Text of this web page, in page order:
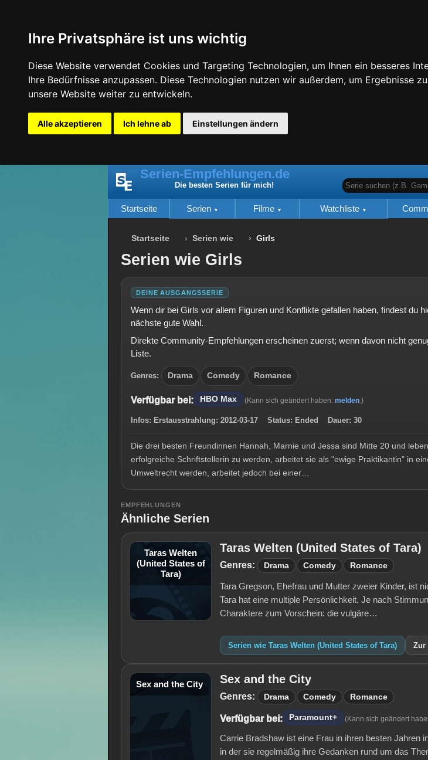
Ihre Privatsphäre ist uns wichtig
Diese Website verwendet Cookies und Targeting Technologien, um Ihnen ein besseres
Ihre Bedürfnisse anzupassen. Diese Technologien nutzen wir außerdem, um Ergebnisse
unsere Website weiter zu entwickeln.
Alle akzeptieren Ich lehne ab Einstellungen ändern
Serie suchen (z.B.
Serien-Empfehlungen.de
Die besten Serien für mich!
Startseite Serien Filme Watchliste
Startseite Serien wie Girls
Serien wie Girls
DEINE AUSGANGSSERIE
Wenn dir bei Girls vor allem Figuren und Konflikte gefallen haben, findest du
nächste gute Wahl.
Direkte Community-Empfehlungen erscheinen zuerst; wenn davon nicht
Liste.
Genres: Drama Comedy Romance
Verfügbar bei: HBO Max (Kann sich geändert haben. melden .)
Infos: Erstausstrahlung: 2012-03-17 Status: Ended Dauer: 30
Die drei besten Freundinnen Hannah, Marnie und Jessa sind Mitte 20 und
erfolgreiche Schriftstellerin zu werden, arbeitet sie als "ewige Praktikantin" in
Umweltrecht werden, arbeitet jedoch bei einer…
EMPFEHLUNGEN
Ähnliche Serien
Taras Welten
(United States of
Tara)
Taras Welten (United States of Tara)
Genres: Drama Comedy Romance
Tara Gregson, Ehefrau und Mutter zweier Kinder, ist
Tara hat eine multiple Persönlichkeit. Je nach
Charaktere zum Vorschein: die vulgäre…
Serien wie Taras Welten (United States of Tara) Zur
Sex and the City Sex and the City
Genres: Drama Comedy Romance
Verfügbar bei: Paramount+ (Kann sich geändert
Carrie Bradshaw ist eine Frau in ihren besten Jahren
in der sie regelmäßig ihre Gedanken rund um das